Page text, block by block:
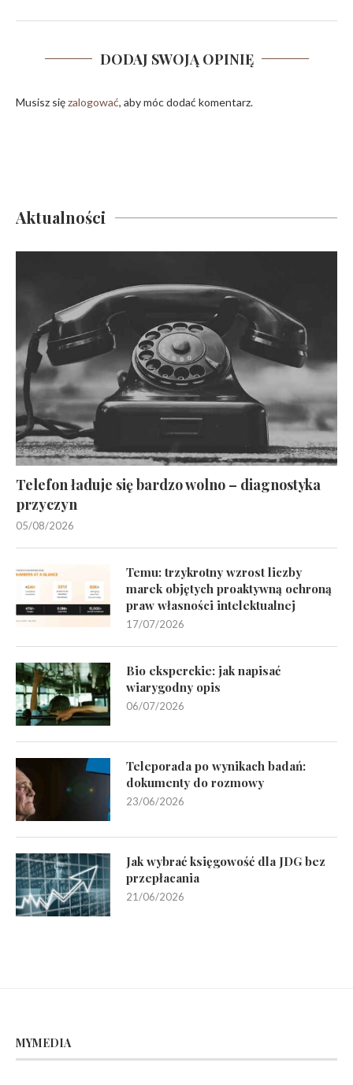
DODAJ SWOJĄ OPINIĘ
Musisz sięzalogować, aby móc dodać komentarz.
Aktualności
Telefon ładuje się bardzo wolno – diagnostyka
przyczyn
05/08/2026
Temu: trzykrotny wzrost liczby
marek objętych proaktywną ochroną
praw własności intelektualnej
17/07/2026
Bio eksperckie: jak napisać
wiarygodny opis
06/07/2026
Teleporada po wynikach badań:
dokumenty do rozmowy
23/06/2026
Jak wybrać księgowość dla JDG bez
przepłacania
21/06/2026
MYMEDIA